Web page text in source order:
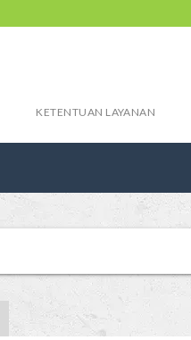
KETENTUAN LAYANAN